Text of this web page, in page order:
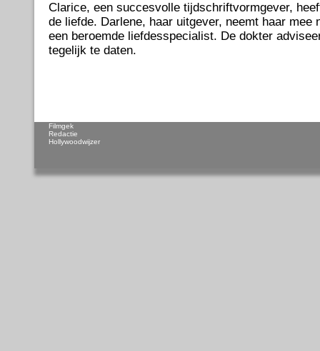
Clarice, een succesvolle tijdschriftvormgever,
de liefde. Darlene, haar uitgever, neemt haar mee
een beroemde liefdesspecialist. De dokter
tegelijk te daten.
Filmgek
Redactie
Hollywoodwijzer